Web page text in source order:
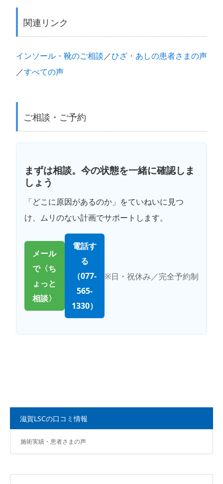
関連リンク
インソール・靴のご相談／ひざ・あしの患者さまの声
／すべての声
ご相談・ご予約
まずは相談。今の状態を一緒に確認しま
しょう
「どこに原因があるのか」をていねいに見つ
け、ムリのない計画でサポートします。
メール
で〈ち
ょっと
相談〉
電話す
る
（077-
565-
1330）
※日・祝休み／完全予約制
滋賀LSCの口コミ情報
施術実績・患者さまの声